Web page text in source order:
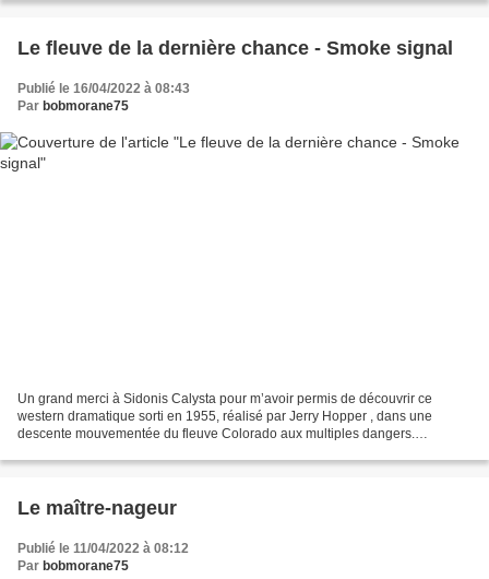
Le fleuve de la dernière chance - Smoke signal
Publié le 16/04/2022 à 08:43
Par bobmorane75
Un grand merci à Sidonis Calysta pour m’avoir permis de découvrir ce
western dramatique sorti en 1955, réalisé par Jerry Hopper , dans une
descente mouvementée du fleuve Colorado aux multiples dangers.
Le maître-nageur
Publié le 11/04/2022 à 08:12
Par bobmorane75